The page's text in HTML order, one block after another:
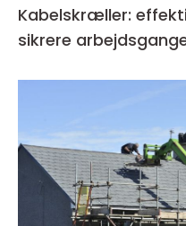
Kabelskræller:
sikrere